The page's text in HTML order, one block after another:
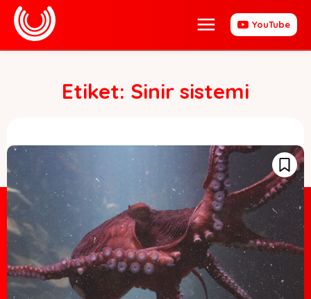
YouTube
Etiket: Sinir sistemi